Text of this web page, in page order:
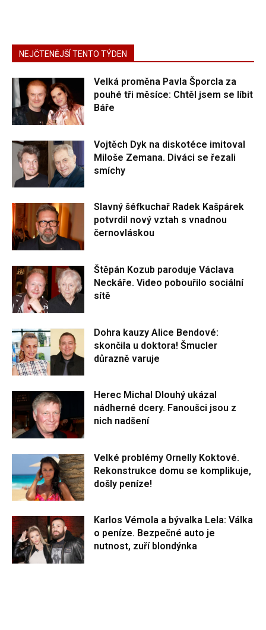
NEJČTENĚJŠÍ TENTO TÝDEN
Velká proměna Pavla Šporcla za
pouhé tři měsíce: Chtěl jsem se líbit
Báře
Vojtěch Dyk na diskotéce imitoval
Miloše Zemana. Diváci se řezali
smíchy
Slavný šéfkuchař Radek Kašpárek
potvrdil nový vztah s vnadnou
černovláskou
Štěpán Kozub paroduje Václava
Neckáře. Video pobouřilo sociální
sítě
Dohra kauzy Alice Bendové:
skončila u doktora! Šmucler
důrazně varuje
Herec Michal Dlouhý ukázal
nádherné dcery. Fanoušci jsou z
nich nadšení
Velké problémy Ornelly Koktové.
Rekonstrukce domu se komplikuje,
došly peníze!
Karlos Vémola a bývalka Lela: Válka
o peníze. Bezpečné auto je
nutnost, zuří blondýnka